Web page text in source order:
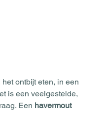
ontbijt eten, in een
is een veelgestelde,
Een havermout